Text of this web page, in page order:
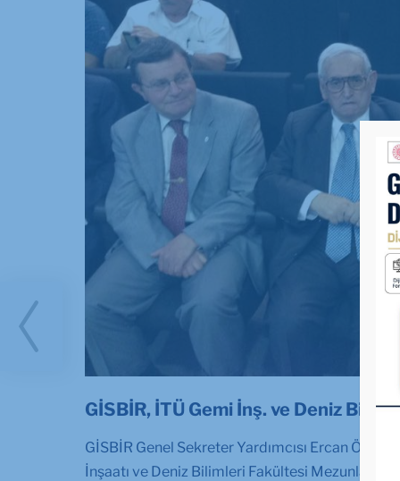
GİSBİR, İTÜ Gemi İnş. ve Deniz Bil.
GİSBİR Genel Sekreter Yardımcısı Ercan
İnşaatı ve Deniz Bilimleri Fakültesi Mezunları